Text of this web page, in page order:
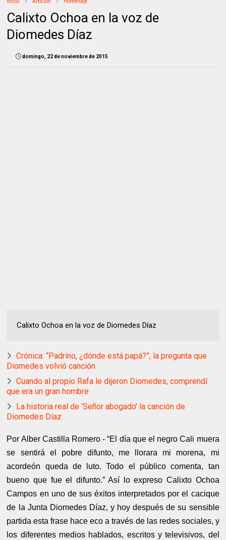
Calixto Ochoa en la voz de
Diomedes Díaz
domingo, 22 de noviembre de 2015
Calixto Ochoa en la voz de Diomedes Díaz
Crónica: “Padrino, ¿dónde está papá?”, la pregunta que
Diomedes volvió canción
Cuando al propio Rafa le dijeron Diomedes, comprendí
que era un gran hombre
La historia real de ‘Señor abogado’ la canción de
Diomedes Díaz
Por Alber Castilla Romero -“El día que el negro Cali muera
se sentirá el pobre difunto, me llorara mi morena, mi
acordeón queda de luto. Todo el público comenta, tan
bueno que fue el difunto.” Así lo expreso Calixto Ochoa
Campos en uno de sus éxitos interpretados por el cacique
de la Junta Diomedes Díaz, y hoy después de su sensible
partida esta frase hace eco a través de las redes sociales, y
los diferentes medios hablados, escritos y televisivos, del